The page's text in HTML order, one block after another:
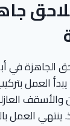
الجاهزة في
العمل
والأسقف
ينتهي العمل